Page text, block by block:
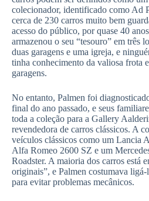
colecionador, identificado como Ad
cerca de 230 carros muito bem
acesso do público, por quase 40
armazenou o seu “tesouro” em três
duas garagens e uma igreja, e
tinha conhecimento da valiosa frota
garagens.
No entanto, Palmen foi
final do ano passado, e seus
toda a coleção para a Gallery
revendedora de carros clássicos. A
veículos clássicos como um Lancia
Alfa Romeo 2600 SZ e um
Roadster. A maioria dos carros está
originais”, e Palmen costumava
para evitar problemas mecânicos.